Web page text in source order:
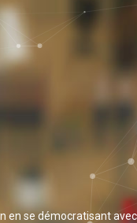
se démocratisant